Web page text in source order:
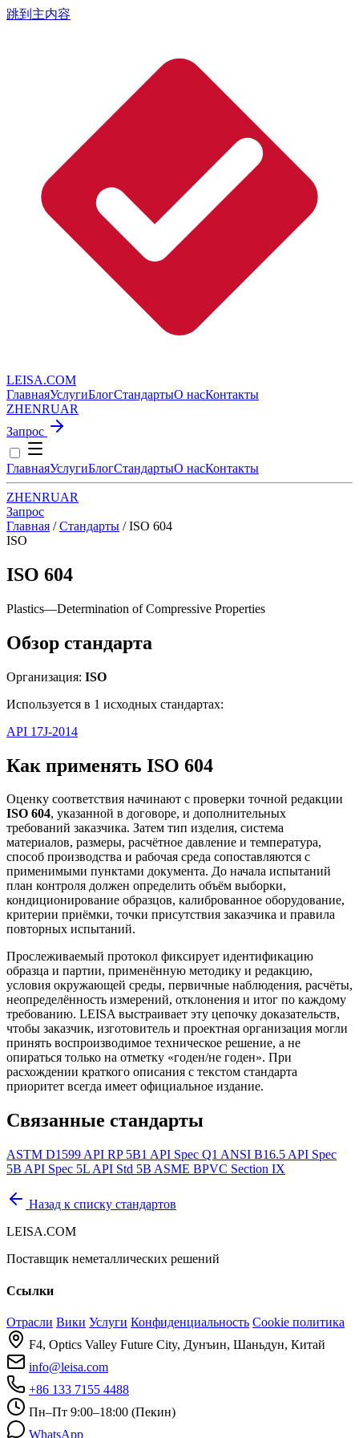
跳到主内容
LEISA.COM
ГлавнаяУслугиБлогСтандартыО насКонтакты
ZHENRUAR
Запрос
ГлавнаяУслугиБлогСтандартыО насКонтакты
ZHENRUAR
Запрос
Главная / Стандарты / ISO 604
ISO
ISO 604
Plastics—Determination of Compressive Properties
Обзор стандарта
Организация: ISO
Используется в 1 исходных стандартах:
API 17J-2014
Как применять ISO 604
Оценку соответствия начинают с проверки точной редакции
ISO 604, указанной в договоре, и дополнительных
требований заказчика. Затем тип изделия, система
материалов, размеры, расчётное давление и температура,
способ производства и рабочая среда сопоставляются с
применимыми пунктами документа. До начала испытаний
план контроля должен определить объём выборки,
кондиционирование образцов, калиброванное оборудование,
критерии приёмки, точки присутствия заказчика и правила
повторных испытаний.
Прослеживаемый протокол фиксирует идентификацию
образца и партии, применённую методику и редакцию,
условия окружающей среды, первичные наблюдения, расчёты,
неопределённость измерений, отклонения и итог по каждому
требованию. LEISA выстраивает эту цепочку доказательств,
чтобы заказчик, изготовитель и проектная организация могли
принять воспроизводимое техническое решение, а не
опираться только на отметку «годен/не годен». При
расхождении краткого описания с текстом стандарта
приоритет всегда имеет официальное издание.
Связанные стандарты
ASTM D1599 API RP 5B1 API Spec Q1 ANSI B16.5 API Spec
5B API Spec 5L API Std 5B ASME BPVC Section IX
Назад к списку стандартов
LEISA.COM
Поставщик неметаллических решений
Ссылки
Отрасли Вики Услуги Конфиденциальность Cookie политика
F4, Optics Valley Future City, Дунъин, Шаньдун, Китай
info@leisa.com
+86 133 7155 4488
Пн–Пт 9:00–18:00 (Пекин)
WhatsApp